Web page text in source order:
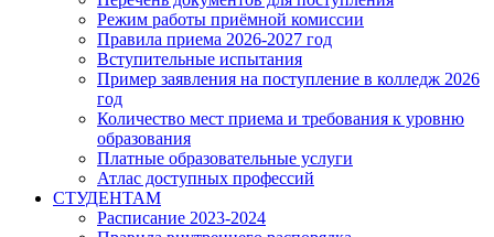
Режим работы приёмной комиссии
Правила приема 2026-2027 год
Вступительные испытания
Пример заявления на поступление в колледж 2026
год
Количество мест приема и требования к уровню
образования
Платные образовательные услуги
Атлас доступных профессий
СТУДЕНТАМ
Расписание 2023-2024